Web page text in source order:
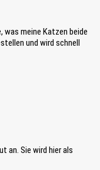
meine Katzen beide
und wird schnell
an. Sie wird hier als